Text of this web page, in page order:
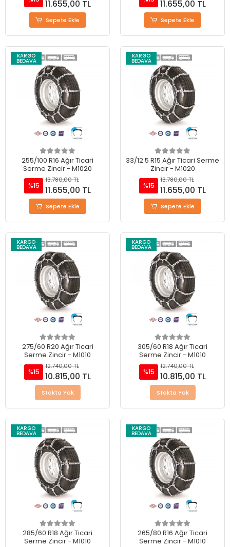
11.655,00 TL
Sepete Ekle
11.655,00 TL
Sepete Ekle
KARGO
BEDAVA
255/100 R16 Ağır Ticari
Serme Zincir - M1020
%15
13.780,00 TL
11.655,00 TL
Sepete Ekle
KARGO
BEDAVA
33/12.5 R15 Ağır Ticari Serme
Zincir - M1020
%15
13.780,00 TL
11.655,00 TL
Sepete Ekle
KARGO
BEDAVA
275/60 R20 Ağır Ticari
Serme Zincir - M1010
%15
12.740,00 TL
10.815,00 TL
Stokta Yok
KARGO
BEDAVA
305/60 R18 Ağır Ticari
Serme Zincir - M1010
%15
12.740,00 TL
10.815,00 TL
Stokta Yok
KARGO
BEDAVA
285/60 R18 Ağır Ticari
Serme Zincir - M1010
KARGO
BEDAVA
265/80 R16 Ağır Ticari
Serme Zincir - M1010